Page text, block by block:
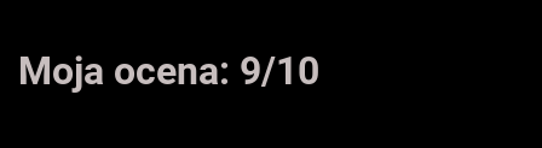
Moja ocena: 9/10